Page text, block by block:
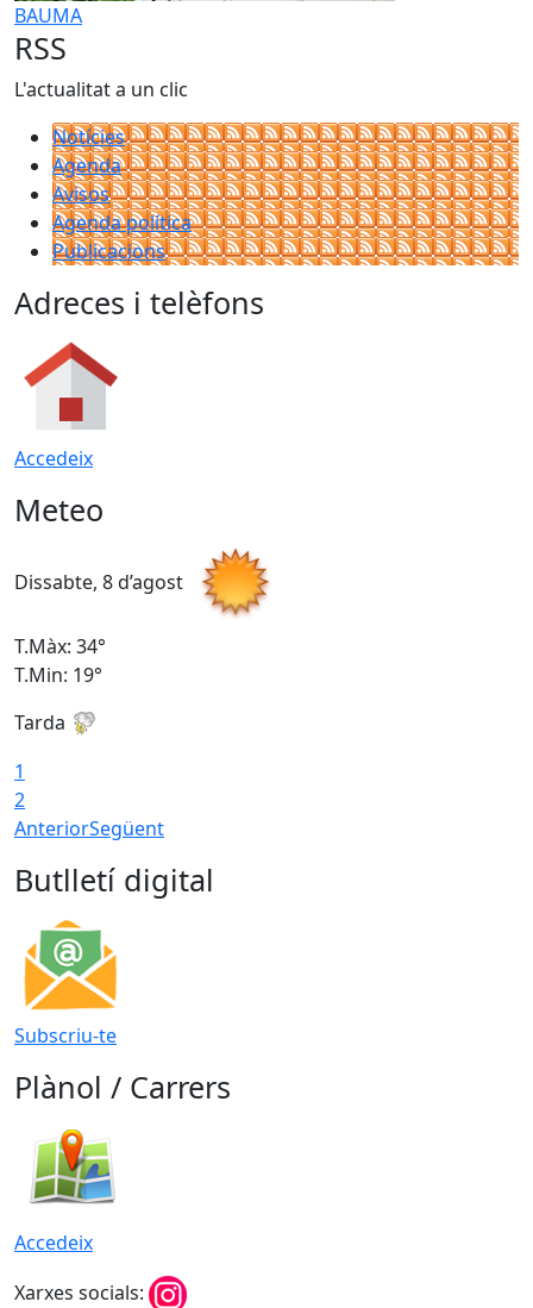
BAUMA
RSS
L'actualitat a un clic
Notícies
Agenda
Avisos
Agenda política
Publicacions
Adreces i telèfons
Accedeix
Meteo
Dissabte, 8 d’agost
T.Màx: 34°
T.Min: 19°
Tarda
1
2
AnteriorSegüent
Butlletí digital
Subscriu-te
Plànol / Carrers
Accedeix
Xarxes socials: